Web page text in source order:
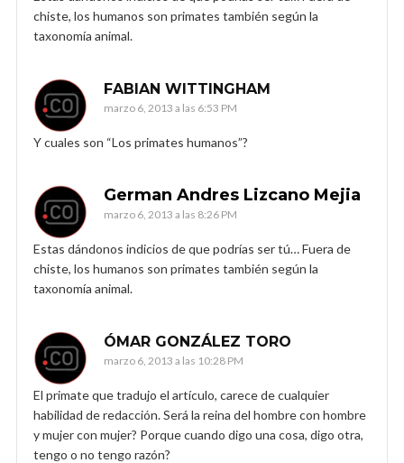
chiste, los humanos son primates también según la
taxonomía animal.
FABIAN WITTINGHAM
marzo 6, 2013 a las 6:53 PM
Y cuales son “Los primates humanos”?
German Andres Lizcano Mejia
marzo 6, 2013 a las 8:26 PM
Estas dándonos indicios de que podrías ser tú… Fuera de
chiste, los humanos son primates también según la
taxonomía animal.
ÓMAR GONZÁLEZ TORO
marzo 6, 2013 a las 10:28 PM
El primate que tradujo el artículo, carece de cualquier
habilidad de redacción. Será la reina del hombre con hombre
y mujer con mujer? Porque cuando digo una cosa, digo otra,
tengo o no tengo razón?